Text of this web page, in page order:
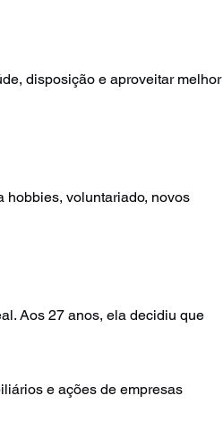
disposição e aproveitar melhor
hobbies, voluntariado, novos
Aos 27 anos, ela decidiu que
e ações de empresas